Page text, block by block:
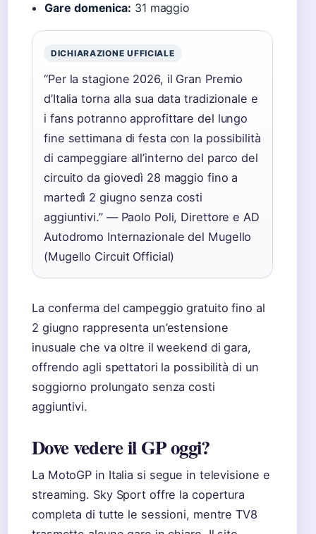
Gare domenica: 31 maggio
DICHIARAZIONE UFFICIALE
“Per la stagione 2026, il Gran Premio
d’Italia torna alla sua data tradizionale e
i fans potranno approfittare del lungo
fine settimana di festa con la possibilità
di campeggiare all’interno del parco del
circuito da giovedì 28 maggio fino a
martedì 2 giugno senza costi
aggiuntivi.” — Paolo Poli, Direttore e AD
Autodromo Internazionale del Mugello
(Mugello Circuit Official)
La conferma del campeggio gratuito fino al
2 giugno rappresenta un’estensione
inusuale che va oltre il weekend di gara,
offrendo agli spettatori la possibilità di un
soggiorno prolungato senza costi
aggiuntivi.
Dove vedere il GP oggi?
La MotoGP in Italia si segue in televisione e
streaming. Sky Sport offre la copertura
completa di tutte le sessioni, mentre TV8